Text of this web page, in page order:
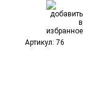
Артикул: 76